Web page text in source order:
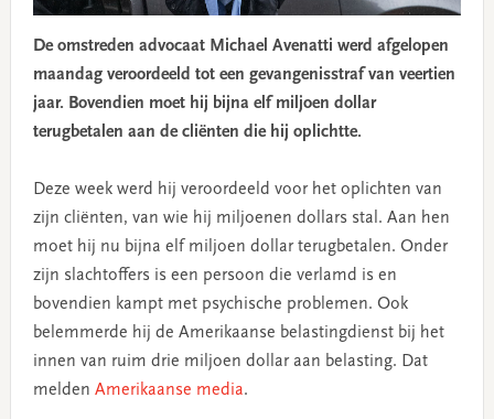
De omstreden advocaat Michael Avenatti werd afgelopen
maandag veroordeeld tot een gevangenisstraf van veertien
jaar. Bovendien moet hij bijna elf miljoen dollar
terugbetalen aan de cliënten die hij oplichtte.
Deze week werd hij veroordeeld voor het oplichten van
zijn cliënten, van wie hij miljoenen dollars stal. Aan hen
moet hij nu bijna elf miljoen dollar terugbetalen. Onder
zijn slachtoffers is een persoon die verlamd is en
bovendien kampt met psychische problemen. Ook
belemmerde hij de Amerikaanse belastingdienst bij het
innen van ruim drie miljoen dollar aan belasting. Dat
melden Amerikaanse media.